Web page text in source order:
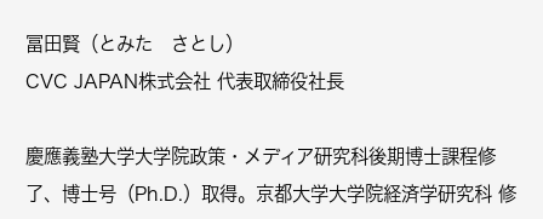
冨田賢（とみた さとし）
CVC JAPAN株式会社 代表取締役社長
慶應義塾大学大学院政策・メディア研究科後期博士課程修
了、博士号（Ph.D.）取得。京都大学大学院経済学研究科 修